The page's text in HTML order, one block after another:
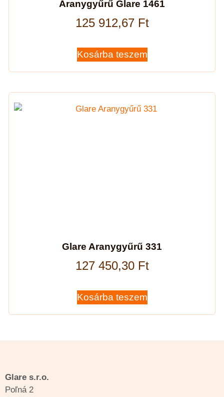
Aranygyűrű Glare 1461
125 912,67 Ft
Kosárba teszem
Glare Aranygyűrű 331
127 450,30 Ft
Kosárba teszem
Glare s.r.o.
Poľná 2